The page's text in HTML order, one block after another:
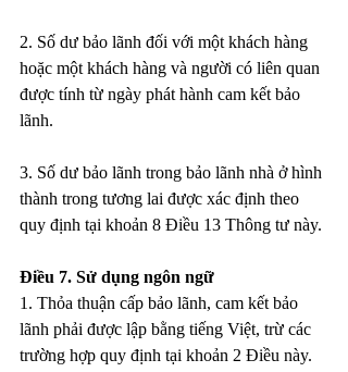
2. Số dư bảo lãnh đối với một khách hàng
hoặc một khách hàng và người có liên quan
được tính từ ngày phát hành cam kết bảo
lãnh.
3. Số dư bảo lãnh trong bảo lãnh nhà ở hình
thành trong tương lai được xác định theo
quy định tại khoản 8 Điều 13 Thông tư này.
Điều 7. Sử dụng ngôn ngữ
1. Thỏa thuận cấp bảo lãnh, cam kết bảo
lãnh phải được lập bằng tiếng Việt, trừ các
trường hợp quy định tại khoản 2 Điều này.